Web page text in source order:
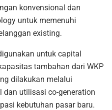
konvensional dan
untuk memenuhi
existing.
untuk capital
tambahan dari WKP
dilakukan melalui
dan utilisasi co-generation
kebutuhan pasar baru.